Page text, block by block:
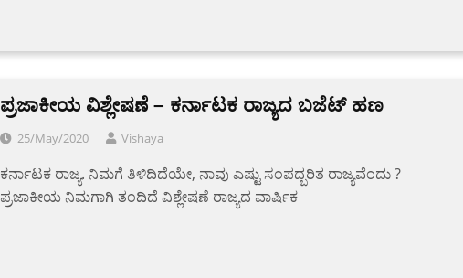
ಪ್ರಜಾಕೀಯ ವಿಶ್ಲೇಷಣೆ – ಕರ್ನಾಟಕ ರಾಜ್ಯದ ಬಜೆಟ್ ಹಣ
25/May/2020 Vishaya
ಕರ್ನಾಟಕ ರಾಜ್ಯ. ನಿಮಗೆ ತಿಳಿದಿದೆಯೇ, ನಾವು ಎಷ್ಟು ಸಂಪದ್ಬರಿತ ರಾಜ್ಯವೆಂದು ?
ಪ್ರಜಾಕೀಯ ನಿಮಗಾಗಿ ತಂದಿದೆ ವಿಶ್ಲೇಷಣೆ ರಾಜ್ಯದ ವಾರ್ಷಿಕ